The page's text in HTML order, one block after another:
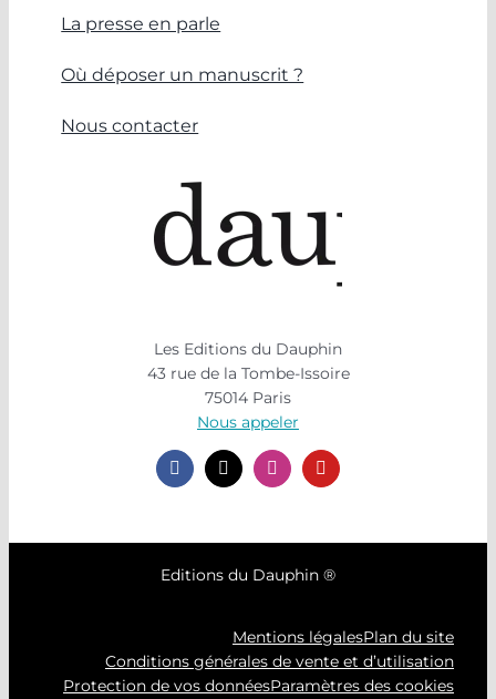
La presse en parle
Où déposer un manuscrit ?
Nous contacter
Les Editions du Dauphin
43 rue de la Tombe-Issoire
75014 Paris
Nous appeler
Editions du Dauphin ®
Mentions légalesPlan du site
Conditions générales de vente et d’utilisation
Protection de vos donnéesParamètres des cookies